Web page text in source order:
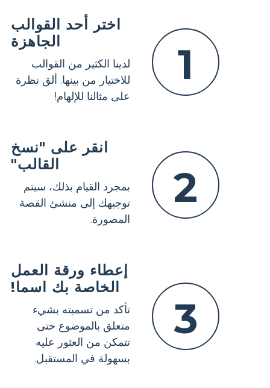
1
اختر أحد القوالب
الجاهزة
لدينا الكثير من القوالب
للاختيار من بينها. ألق نظرة
على مثالنا للإلهام!
2
انقر على "نسخ
القالب"
بمجرد القيام بذلك، سيتم
توجيهك إلى منشئ القصة
المصورة.
3
إعطاء ورقة العمل
الخاصة بك اسما!
تأكد من تسميته بشيء
متعلق بالموضوع حتى
تتمكن من العثور عليه
بسهولة في المستقبل.